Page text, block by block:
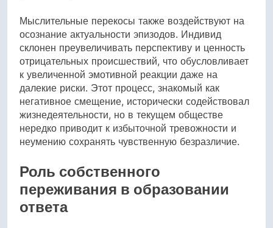
Мыслительные перекосы также воздействуют на
осознание актуальности эпизодов. Индивид
склонен преувеличивать перспективу и ценность
отрицательных происшествий, что обусловливает
к увеличенной эмотивной реакции даже на
далекие риски. Этот процесс, знакомый как
негативное смещение, исторически содействовал
жизнедеятельности, но в текущем обществе
нередко приводит к избыточной тревожности и
неумению сохранять чувственную безразличие.
Роль собственного
переживания в образовании
ответа